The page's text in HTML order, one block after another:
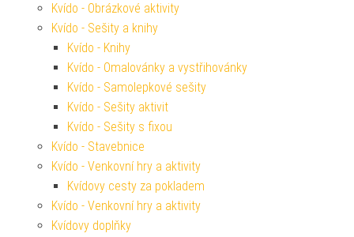
Kvído - Obrázkové aktivity
Kvído - Sešity a knihy
Kvído - Knihy
Kvído - Omalovánky a vystřihovánky
Kvído - Samolepkové sešity
Kvído - Sešity aktivit
Kvído - Sešity s fixou
Kvído - Stavebnice
Kvído - Venkovní hry a aktivity
Kvídovy cesty za pokladem
Kvído - Venkovní hry a aktivity
Kvídovy doplňky